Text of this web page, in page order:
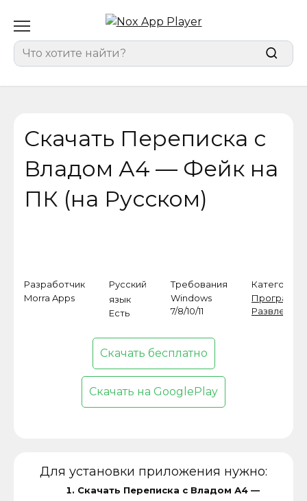
содержанию
for:
Скачать Переписка с
Владом А4 — Фейк на
ПК (на Русском)
Разработчик
Morra Apps
Русский
язык
Есть
Требования
Windows
7/8/10/11
Категория
Программы
Скачать бесплатно
Скачать на GooglePlay
Для установки приложения нужно:
Скачать Переписка с Владом А4 —